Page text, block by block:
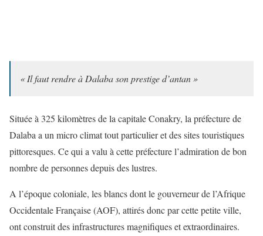
« Il faut rendre à Dalaba son prestige d’antan »
Située à 325 kilomètres de la capitale Conakry, la préfecture de
Dalaba a un micro climat tout particulier et des sites touristiques
pittoresques. Ce qui a valu à cette préfecture l’admiration de bon
nombre de personnes depuis des lustres.
A l’époque coloniale, les blancs dont le gouverneur de l’Afrique
Occidentale Française (AOF), attirés donc par cette petite ville,
ont construit des infrastructures magnifiques et extraordinaires.